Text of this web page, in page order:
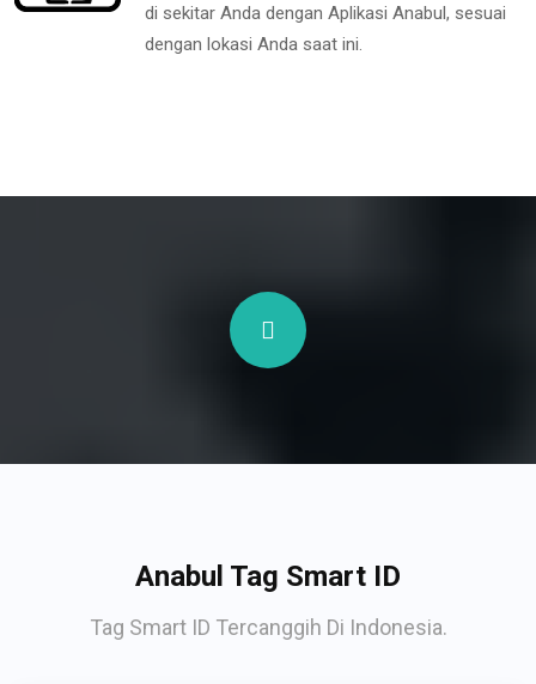
di sekitar Anda dengan Aplikasi Anabul, sesuai
dengan lokasi Anda saat ini.
Anabul Tag Smart ID
Tag Smart ID Tercanggih Di Indonesia.